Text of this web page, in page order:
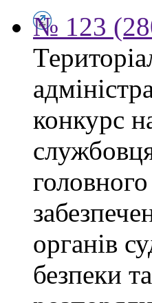
№ 123
конкурс
головного
органів
безпеки